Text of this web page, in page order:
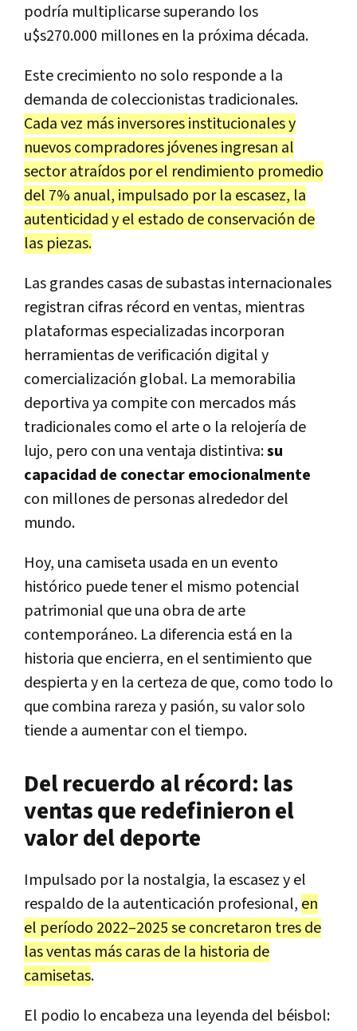
podría multiplicarse superando los
u$s270.000 millones en la próxima década.
Este crecimiento no solo responde a la
demanda de coleccionistas tradicionales.
Cada vez más inversores institucionales y
nuevos compradores jóvenes ingresan al
sector atraídos por el rendimiento promedio
del 7% anual, impulsado por la escasez, la
autenticidad y el estado de conservación de
las piezas.
Las grandes casas de subastas internacionales
registran cifras récord en ventas, mientras
plataformas especializadas incorporan
herramientas de verificación digital y
comercialización global. La memorabilia
deportiva ya compite con mercados más
tradicionales como el arte o la relojería de
lujo, pero con una ventaja distintiva:su
capacidad de conectar emocionalmente
con millones de personas alrededor del
mundo.
Hoy, una camiseta usada en un evento
histórico puede tener el mismo potencial
patrimonial que una obra de arte
contemporáneo. La diferencia está en la
historia que encierra, en el sentimiento que
despierta y en la certeza de que, como todo lo
que combina rareza y pasión, su valor solo
tiende a aumentar con el tiempo.
Del recuerdo al récord: las
ventas que redefinieron el
valor del deporte
Impulsado por la nostalgia, la escasez y el
respaldo de la autenticación profesional, en
el período 2022–2025 se concretaron tres de
las ventas más caras de la historia de
camisetas.
El podio lo encabeza una leyenda del béisbol: